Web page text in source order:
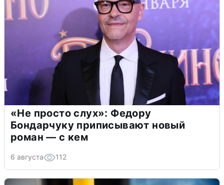
«Не просто слух»: Федору
Бондарчуку приписывают новый
роман — с кем
6 августа 112